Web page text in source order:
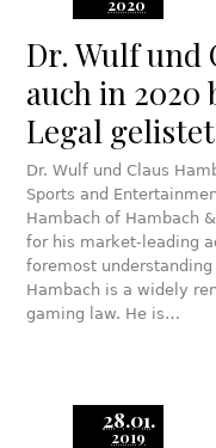
2020
Dr. Wulf und
auch in 2020
Legal gelistet
Dr. Wulf und Claus
Sports and
Hambach of Hambach
for his market-leading
foremost
Hambach is a widely
gaming law. He is…
28.01.
2019